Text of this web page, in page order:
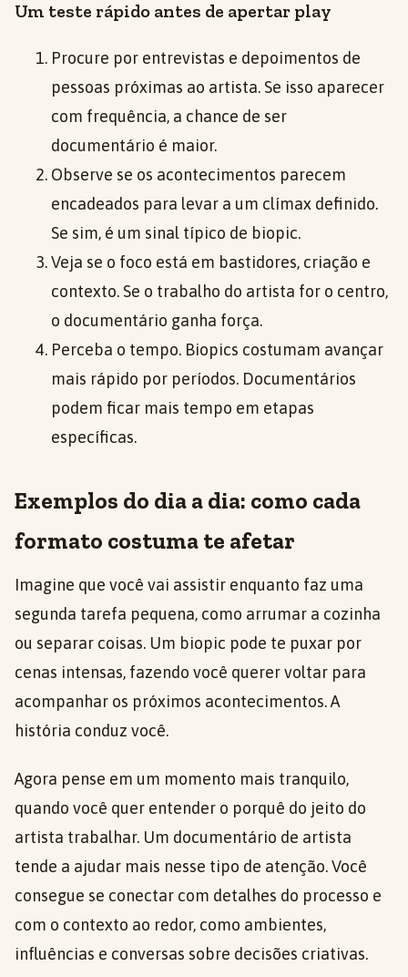
Um teste rápido antes de apertar play
Procure por entrevistas e depoimentos de
pessoas próximas ao artista. Se isso aparecer
com frequência, a chance de ser
documentário é maior.
Observe se os acontecimentos parecem
encadeados para levar a um clímax definido.
Se sim, é um sinal típico de biopic.
Veja se o foco está em bastidores, criação e
contexto. Se o trabalho do artista for o centro,
o documentário ganha força.
Perceba o tempo. Biopics costumam avançar
mais rápido por períodos. Documentários
podem ficar mais tempo em etapas
específicas.
Exemplos do dia a dia: como cada
formato costuma te afetar
Imagine que você vai assistir enquanto faz uma
segunda tarefa pequena, como arrumar a cozinha
ou separar coisas. Um biopic pode te puxar por
cenas intensas, fazendo você querer voltar para
acompanhar os próximos acontecimentos. A
história conduz você.
Agora pense em um momento mais tranquilo,
quando você quer entender o porquê do jeito do
artista trabalhar. Um documentário de artista
tende a ajudar mais nesse tipo de atenção. Você
consegue se conectar com detalhes do processo e
com o contexto ao redor, como ambientes,
influências e conversas sobre decisões criativas.